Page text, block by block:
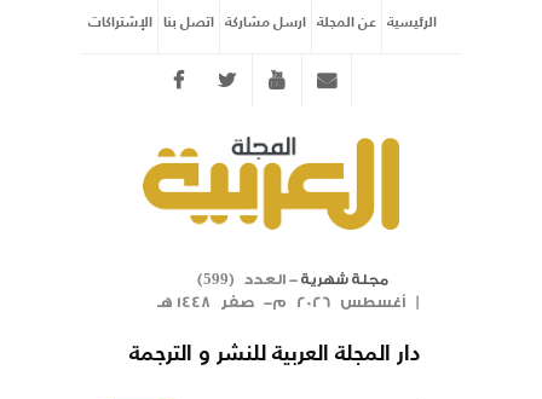
الرئيسية عن المجلة ارسل مشاركة اتصل بنا الإشتراكات
Twitter youtube
مجلة شهرية- العدد ( 599
)
| أغسطس 2026 م- صفر 1448 هـ
دار المجلة العربية للنشر و الترجمة